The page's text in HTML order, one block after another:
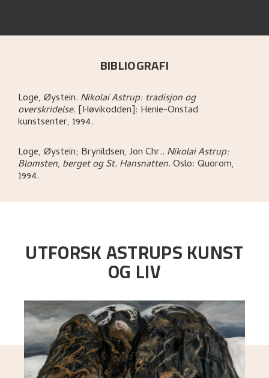
BIBLIOGRAFI
Loge, Øystein. Nikolai Astrup: tradisjon og
overskridelse. [Høvikodden]: Henie-Onstad
kunstsenter, 1994.
Loge, Øystein; Brynildsen, Jon Chr.. Nikolai Astrup:
Blomsten, berget og St. Hansnatten.Oslo: Quorom,
1994.
UTFORSK ASTRUPS KUNST
OG LIV